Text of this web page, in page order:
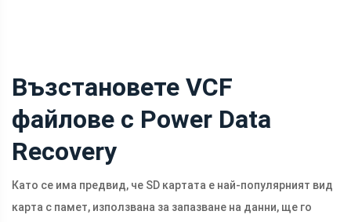
Възстановете VCF
файлове с Power Data
Recovery
Като се има предвид, че SD картата е най-популярният вид
карта с памет, използвана за запазване на данни, ще го